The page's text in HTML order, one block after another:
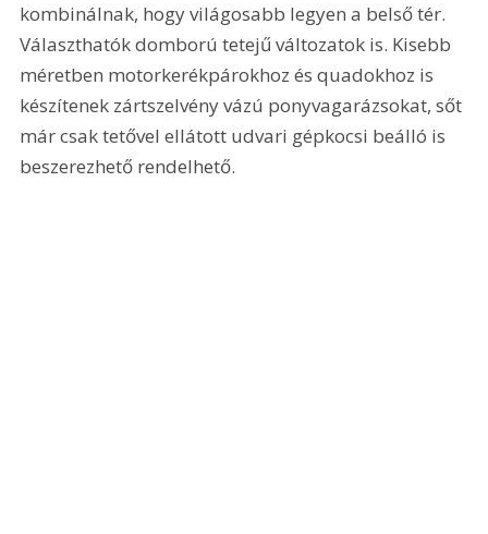
kombinálnak, hogy világosabb legyen a belső tér.
Választhatók domború tetejű változatok is. Kisebb
méretben motorkerékpárokhoz és quadokhoz is
készítenek zártszelvény vázú ponyvagarázsokat, sőt
már csak tetővel ellátott udvari gépkocsi beálló is
beszerezhető rendelhető.